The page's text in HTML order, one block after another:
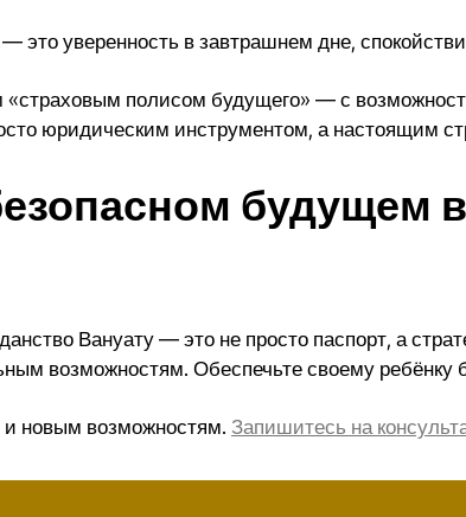
это уверенность в завтрашнем дне,
полисом будущего» — с
юридическим инструментом, а настоящим
Вануату — это не просто паспорт, а
возможностям. Обеспечьте своему ребёнку
и новым возможностям. Запишитесь на